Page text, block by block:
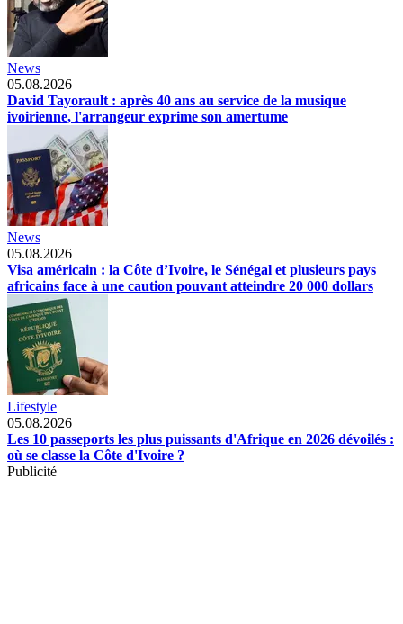
News
05.08.2026
David Tayorault : après 40 ans au service de la musique
ivoirienne, l'arrangeur exprime son amertume
News
05.08.2026
Visa américain : la Côte d’Ivoire, le Sénégal et plusieurs pays
africains face à une caution pouvant atteindre 20 000 dollars
Lifestyle
05.08.2026
Les 10 passeports les plus puissants d'Afrique en 2026 dévoilés :
où se classe la Côte d'Ivoire ?
Publicité